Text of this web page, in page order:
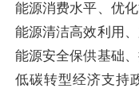
能源消费水平、优
能源清洁高效利用
能源安全保供基础
低碳转型经济支持